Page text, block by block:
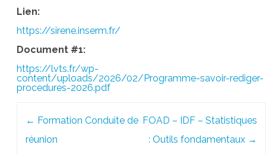
Lien:
https://sirene.inserm.fr/
Document #1:
https://lvts.fr/wp-
content/uploads/2026/02/Programme-savoir-rediger-
procedures-2026.pdf
← Formation Conduite de
réunion
FOAD – IDF – Statistiques
: Outils fondamentaux →